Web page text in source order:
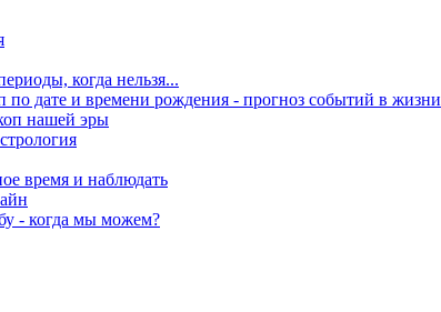
когда нельзя...
по дате и времени рождения - прогноз событий в жизни
нашей эры
время и наблюдать
- когда мы можем?